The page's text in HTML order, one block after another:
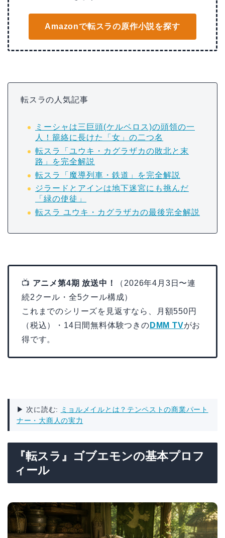
Amazonで転スラの原作小説を探す
転スラの人気記事
ミーシャは三巨頭(ケルベロス)の頭領の一
人！籠絡に長けた「女」の二つ名
転スラ「ユウキ・カグラザカの敗北と末
路」を完全解説
転スラ「魔導列車・鉄道」を完全解説
ジラードとアインは地下迷宮にも挑んだ
「緑の使徒」
転スラ ユウキ・カグラザカの最後完全解説
📺 アニメ第4期 放送中！
（2026年4月3日〜連
続2クール・全5クール構成）
これまでのシリーズを見返すなら、月額550円
（税込）・14日間無料体験つきの DMM TVがお
得です。
▶ 次に読む:
ミョルメイルとは？テンペストの商業パート
ナー・大商人の実力
『転スラ』ゴブエモンの基本プロフ
ィール